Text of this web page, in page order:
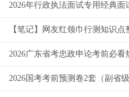
2026年行政执法面试专用经典面
【笔记】网友红领巾行测知识
2026广东省考忠政申论考前必看
2026国考考前预测卷2套（副省级